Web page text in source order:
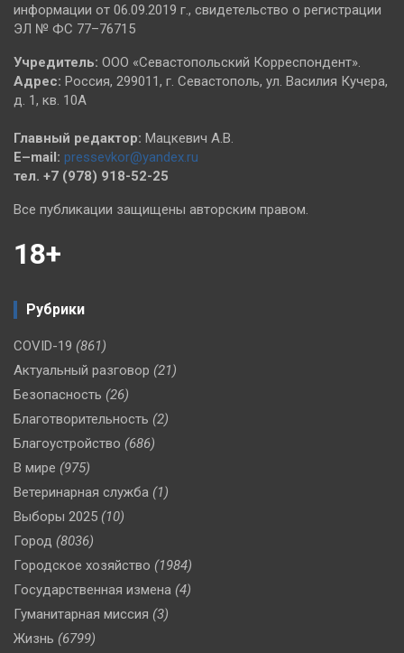
информации от 06.09.2019 г., свидетельство о регистрации
ЭЛ № ФС 77–76715
Учредитель: ООО «Севастопольский Корреспондент».
Адрес: Россия, 299011, г. Севастополь, ул. Василия Кучера,
д. 1, кв. 10А
Главный редактор: Мацкевич А.В.
E–mail: pressevkor@yandex.ru
тел. +7 (978) 918-52-25
Все публикации защищены авторским правом.
18+
Рубрики
COVID-19 (861)
Актуальный разговор (21)
Безопасность (26)
Благотворительность (2)
Благоустройство (686)
В мире (975)
Ветеринарная служба (1)
Выборы 2025 (10)
Город (8036)
Городское хозяйство (1984)
Государственная измена (4)
Гуманитарная миссия (3)
Жизнь (6799)